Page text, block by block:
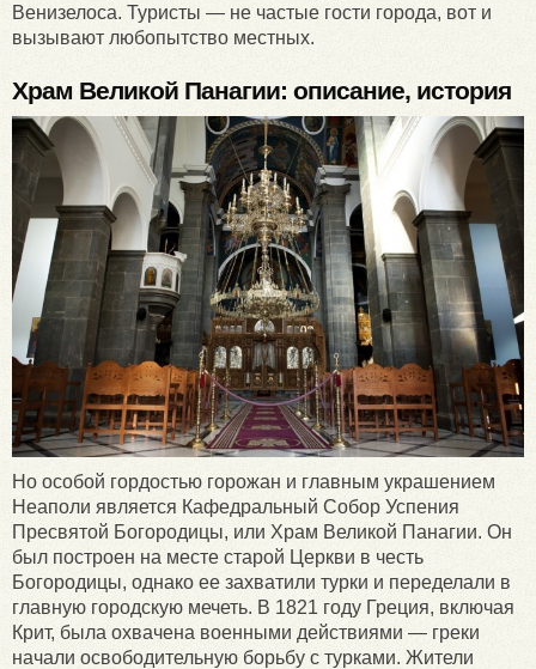
Венизелоса. Туристы — не частые гости города, вот и
вызывают любопытство местных.
Храм Великой Панагии: описание, история
Но особой гордостью горожан и главным украшением
Неаполи является Кафедральный Собор Успения
Пресвятой Богородицы, или Храм Великой Панагии. Он
был построен на месте старой Церкви в честь
Богородицы, однако ее захватили турки и переделали в
главную городскую мечеть. В 1821 году Греция, включая
Крит, была охвачена военными действиями — греки
начали освободительную борьбу с турками. Жители